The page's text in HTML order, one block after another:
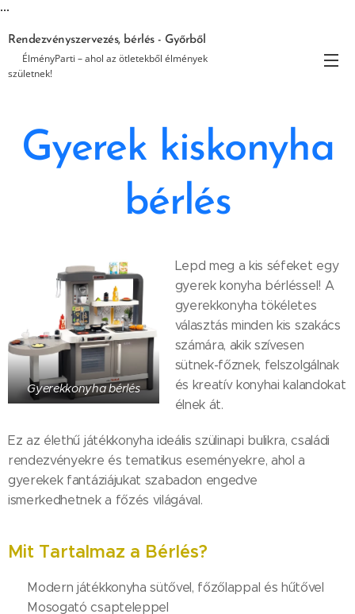
...
Rendezvényszervezés, bérlés - Győrből
🎉 ÉlményParti – ahol az ötletekből élmények
születnek!
Gyerek kiskonyha
bérlés
Gyerekkonyha bérlés
Lepd meg a kis séfeket egy
gyerek konyha bérléssel! A
gyerekkonyha tökéletes
választás minden kis szakács
számára, akik szívesen
sütnek-főznek, felszolgálnak
és kreatív konyhai kalandokat
élnek át.
Ez az élethű játékkonyha ideális szülinapi bulikra, családi
rendezvényekre és tematikus eseményekre, ahol a
gyerekek fantáziájukat szabadon engedve
ismerkedhetnek a főzés világával.
Mit Tartalmaz a Bérlés?
✔ Modern játékkonyha sütővel, főzőlappal és hűtővel
✔ Mosogató csapteleppel